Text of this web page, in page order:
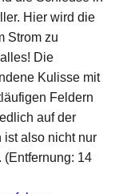
Hier wird die
Strom zu
Die
Kulisse mit
Feldern
auf der
ist also nicht nur
(Entfernung: 14